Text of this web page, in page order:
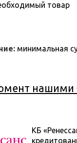
товар
минимальная
нашими
КБ